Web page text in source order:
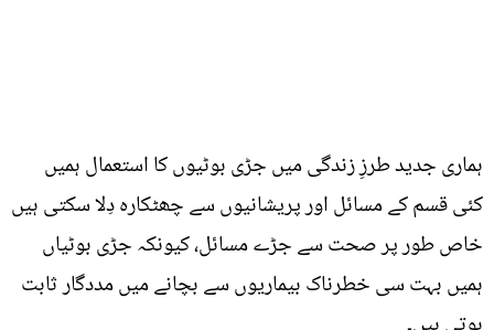
ہماری جدید طرزِ زندگی میں جڑی بوٹیوں کا استعمال ہمیں
کئی قسم کے مسائل اور پریشانیوں سے چھٹکارہ دِلا سکتی ہیں
خاص طور پر صحت سے جڑے مسائل، کیونکہ جڑی بوٹیاں
ہمیں بہت سی خطرناک بیماریوں سے بچانے میں مددگار ثابت